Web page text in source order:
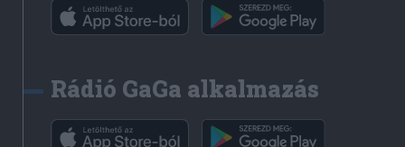
Rádió GaGa alkalmazás